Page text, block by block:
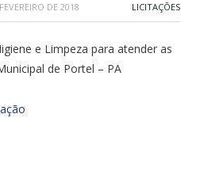
DE 2018 LICITAÇÕES
e Limpeza para atender as
de Portel – PA